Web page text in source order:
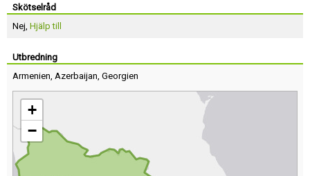
Skötselråd
Nej, Hjälp till
Utbredning
Armenien, Azerbaijan, Georgien
+
−